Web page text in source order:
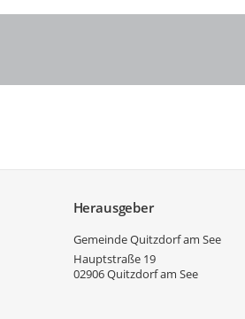
Herausgeber
Gemeinde Quitzdorf am See
Hauptstraße 19
02906Quitzdorf am See